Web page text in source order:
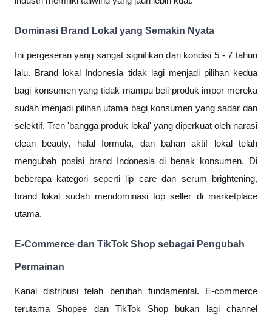
Dominasi Brand Lokal yang Semakin Nyata
Ini pergeseran yang sangat signifikan dari kondisi 5 - 7 tahun
lalu. Brand lokal Indonesia tidak lagi menjadi pilihan kedua
bagi konsumen yang tidak mampu beli produk impor mereka
sudah menjadi pilihan utama bagi konsumen yang sadar dan
selektif. Tren 'bangga produk lokal' yang diperkuat oleh narasi
clean beauty, halal formula, dan bahan aktif lokal telah
mengubah posisi brand Indonesia di benak konsumen. Di
beberapa kategori seperti lip care dan serum brightening,
brand lokal sudah mendominasi top seller di marketplace
utama.
E-Commerce dan TikTok Shop sebagai Pengubah
Permainan
Kanal distribusi telah berubah fundamental. E-commerce
terutama Shopee dan TikTok Shop bukan lagi channel